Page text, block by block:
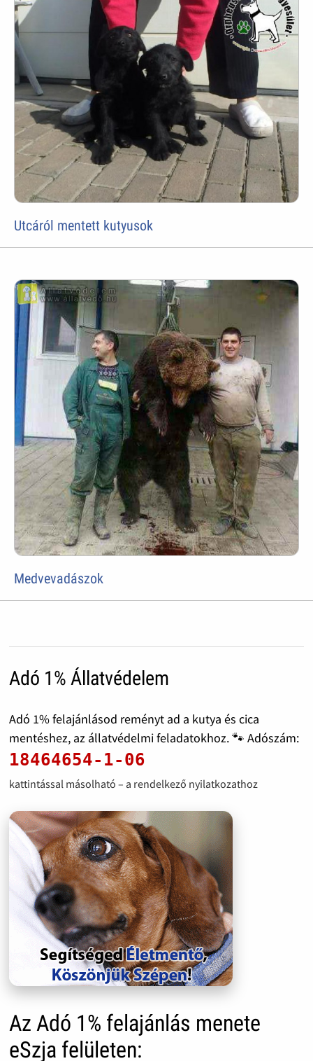
Utcáról mentett kutyusok
Medvevadászok
Adó 1% Állatvédelem
Adó 1% felajánlásod reményt ad a kutya és cica
mentéshez, az állatvédelmi feladatokhoz. 🐾 Adószám:
18464654-1-06
kattintással másolható – a rendelkező nyilatkozathoz
Az Adó 1% felajánlás menete
eSzja felületen: